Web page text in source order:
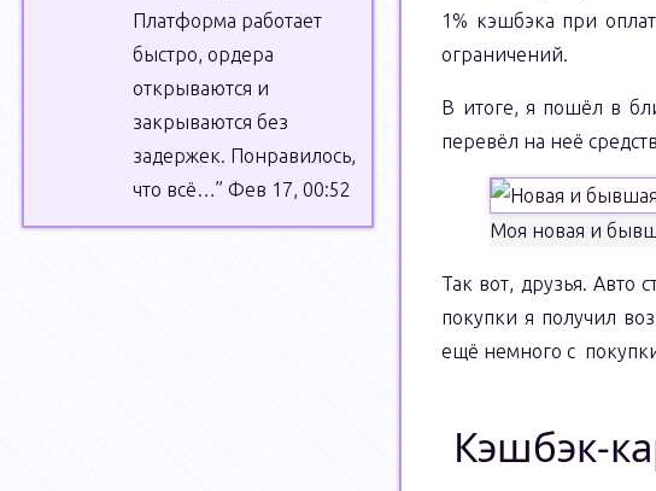
1% кэшбэка при
ограничений.
В итоге, я пошёл в
перевёл на неё
Моя новая и
Так вот, друзья. Авто
покупки я получил
ещё немного с
Кэшбэк-
Платформа работает
быстро, ордера
открываются и
закрываются без
задержек. Понравилось,
что всё…” Фев 17, 00:52